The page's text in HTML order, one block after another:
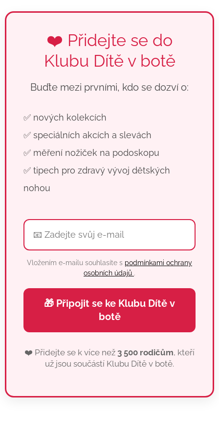
❤️ Přidejte se do
Klubu Dítě v botě
Buďte mezi prvními, kdo se dozví o:
✅ nových kolekcích
✅ speciálních akcích a slevách
✅ měření nožiček na podoskopu
✅ tipech pro zdravý vývoj dětských
nohou
Vložením e-mailu souhlasíte s podmínkami ochrany
osobních údajů .
🎁 Připojit se ke Klubu Dítě v
botě
❤️ Přidejte se k více než 3 500 rodičům, kteří
už jsou součástí Klubu Dítě v botě.